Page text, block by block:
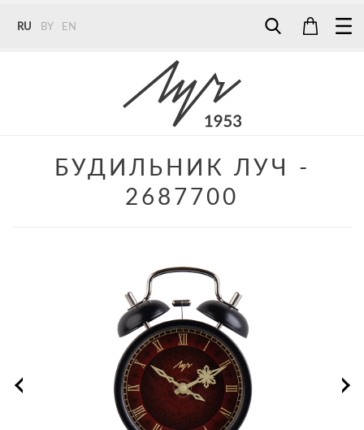
RU BY EN
+375 (29) 272 51 56
БУДИЛЬНИК ЛУЧ -
2687700